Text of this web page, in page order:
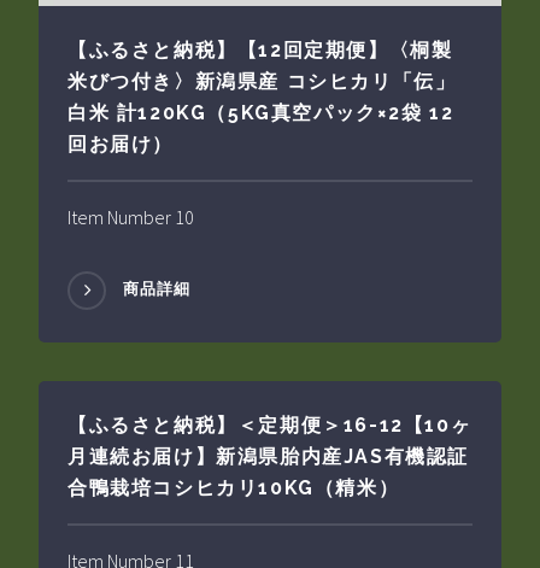
【ふるさと納税】【12回定期便】〈桐製
米びつ付き〉新潟県産 コシヒカリ「伝」
白米 計120KG（5KG真空パック×2袋 12
回お届け）
Item Number 10
商品詳細
【ふるさと納税】＜定期便＞16-12【10ヶ
月連続お届け】新潟県胎内産JAS有機認証
合鴨栽培コシヒカリ10KG（精米）
Item Number 11